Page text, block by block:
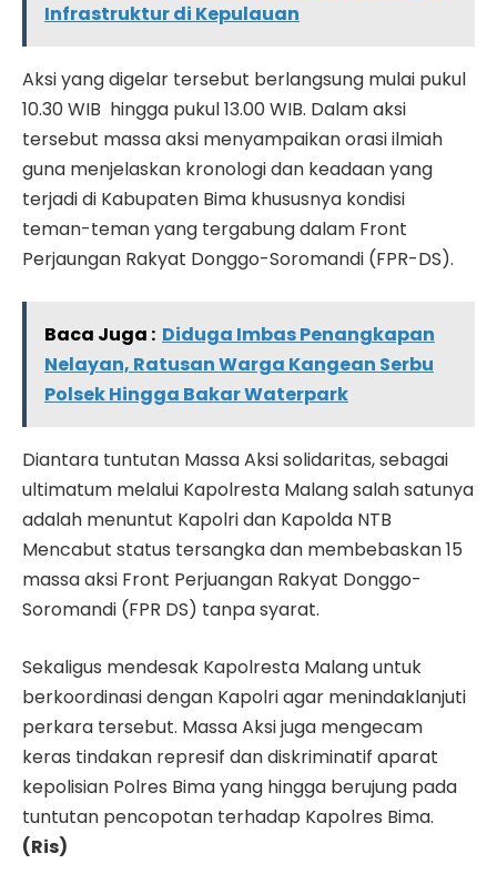
Infrastruktur di Kepulauan
Aksi yang digelar tersebut berlangsung mulai pukul
10.30 WIB hingga pukul 13.00 WIB. Dalam aksi
tersebut massa aksi menyampaikan orasi ilmiah
guna menjelaskan kronologi dan keadaan yang
terjadi di Kabupaten Bima khususnya kondisi
teman-teman yang tergabung dalam Front
Perjaungan Rakyat Donggo-Soromandi (FPR-DS).
Baca Juga : Diduga Imbas Penangkapan
Nelayan, Ratusan Warga Kangean Serbu
Polsek Hingga Bakar Waterpark
Diantara tuntutan Massa Aksi solidaritas, sebagai
ultimatum melalui Kapolresta Malang salah satunya
adalah menuntut Kapolri dan Kapolda NTB
Mencabut status tersangka dan membebaskan 15
massa aksi Front Perjuangan Rakyat Donggo-
Soromandi (FPR DS) tanpa syarat.
Sekaligus mendesak Kapolresta Malang untuk
berkoordinasi dengan Kapolri agar menindaklanjuti
perkara tersebut. Massa Aksi juga mengecam
keras tindakan represif dan diskriminatif aparat
kepolisian Polres Bima yang hingga berujung pada
tuntutan pencopotan terhadap Kapolres Bima.
(Ris)